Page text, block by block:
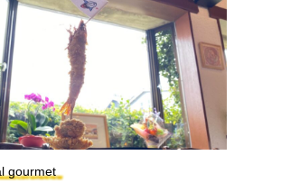
gourmet